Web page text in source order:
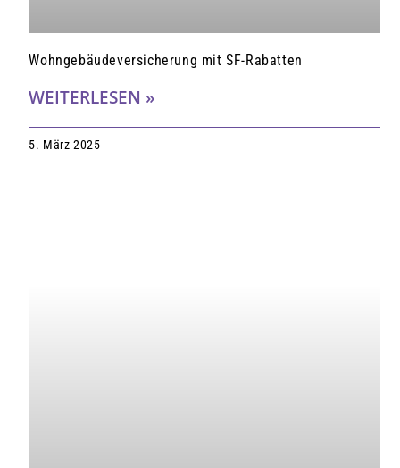
Wohngebäudeversicherung mit SF-Rabatten
WEITERLESEN »
5. März 2025